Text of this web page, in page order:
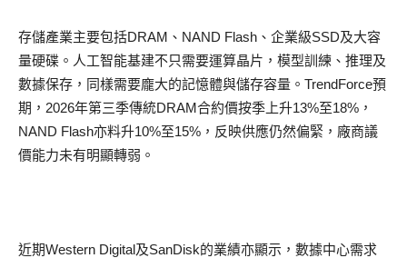
存儲產業主要包括DRAM、NAND Flash、企業級SSD及大容
量硬碟。人工智能基建不只需要運算晶片，模型訓練、推理及
數據保存，同樣需要龐大的記憶體與儲存容量。TrendForce預
期，2026年第三季傳統DRAM合約價按季上升13%至18%，
NAND Flash亦料升10%至15%，反映供應仍然偏緊，廠商議
價能力未有明顯轉弱。
近期Western Digital及SanDisk的業績亦顯示，數據中心需求